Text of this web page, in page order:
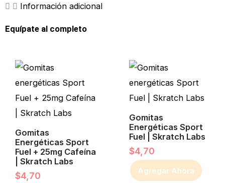
Información adicional
Equípate al completo
Gomitas
Energéticas Sport
Fuel + 25mg Cafeína
| Skratch Labs
$4,70
Gomitas
Energéticas Sport
Fuel | Skratch Labs
$4,70
Agregar Ahora